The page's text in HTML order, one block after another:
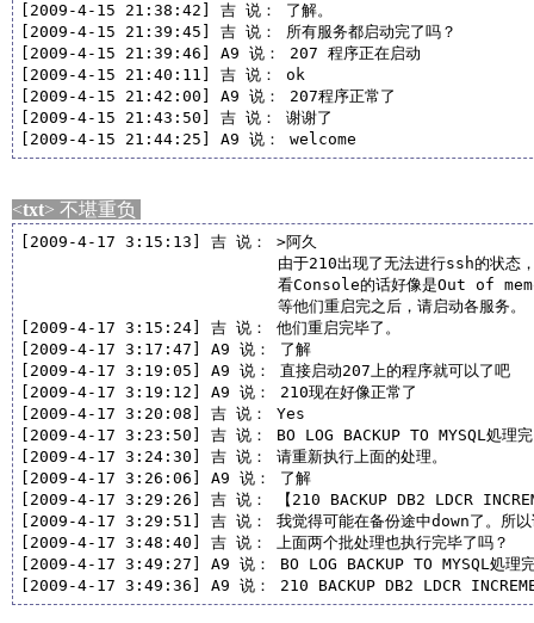
[2009-4-15 21:38:42] 吉 说： 了解。
[2009-4-15 21:39:45] 吉 说： 所有服务都启动完了吗？
[2009-4-15 21:39:46] A9 说： 207 程序正在启动
[2009-4-15 21:40:11] 吉 说： ok
[2009-4-15 21:42:00] A9 说： 207程序正常了
[2009-4-15 21:43:50] 吉 说： 谢谢了
[2009-4-15 21:44:25] A9 说： welcome
<txt> 不堪重负
[2009-4-17 3:15:13] 吉 说： >阿久
由于210出现了无法进行ssh的状态，
看Console的话好像是Out of
                           等他们重启完之后，请启动各服务。
[2009-4-17 3:15:24] 吉 说： 他们重启完毕了。
[2009-4-17 3:17:47] A9 说： 了解
[2009-4-17 3:19:05] A9 说： 直接启动207上的程序就可以了吧
[2009-4-17 3:19:12] A9 说： 210现在好像正常了
[2009-4-17 3:20:08] 吉 说： Yes
[2009-4-17 3:23:50] 吉 说： BO LOG BACKUP TO MYSQL処理完
[2009-4-17 3:24:30] 吉 说： 请重新执行上面的处理。
[2009-4-17 3:26:06] A9 说： 了解
[2009-4-17 3:29:26] 吉 说： 【210 BACKUP DB2 LDCR
[2009-4-17 3:29:51] 吉 说： 我觉得可能在备份途中down了。所以
[2009-4-17 3:48:40] 吉 说： 上面两个批处理也执行完毕了吗？
[2009-4-17 3:49:27] A9 说： BO LOG BACKUP TO MYSQL処理
[2009-4-17 3:49:36] A9 说： 210 BACKUP DB2 LDCR